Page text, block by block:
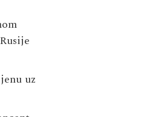
uz